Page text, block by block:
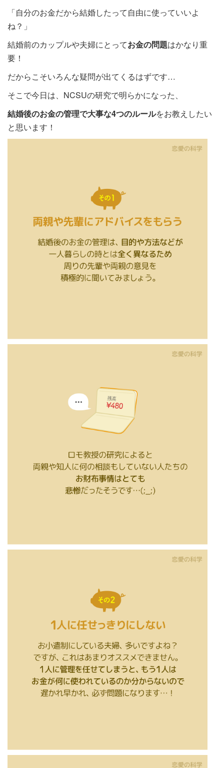
「自分のお金だから結婚したって自由に使っていいよ
ね？」
結婚前のカップルや夫婦にとってお金の問題はかなり重
要！
だからこそいろんな疑問が出てくるはずです…
そこで今日は、NCSUの研究で明らかになった、
結婚後のお金の管理で大事な4つのルールをお教えしたい
と思います！